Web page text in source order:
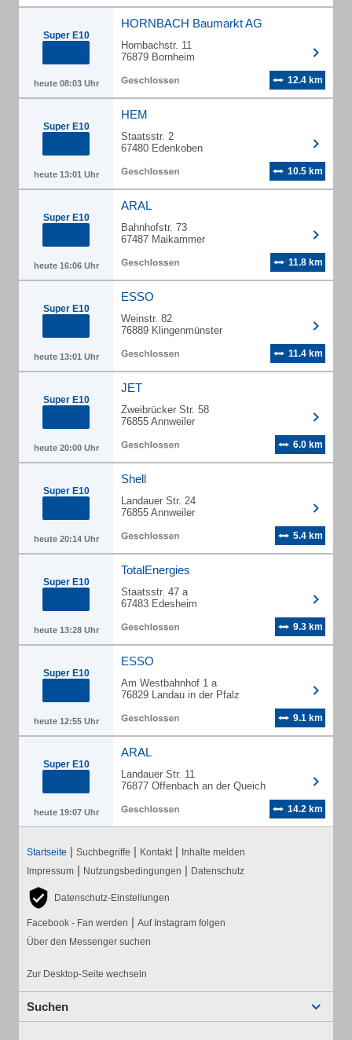
Super E10
heute 08:03 Uhr
HORNBACH Baumarkt AG
Hornbachstr. 11
76879 Bornheim
12.4 km
Super E10
heute 13:01 Uhr
HEM
Staatsstr. 2
67480 Edenkoben
10.5 km
Super E10
heute 16:06 Uhr
ARAL
Bahnhofstr. 73
67487 Maikammer
11.8 km
Super E10
heute 13:01 Uhr
ESSO
Weinstr. 82
76889 Klingenmünster
11.4 km
Super E10
heute 20:00 Uhr
JET
Zweibrücker Str. 58
76855 Annweiler
6.0 km
Super E10
heute 20:14 Uhr
Shell
Landauer Str. 24
76855 Annweiler
5.4 km
Super E10
heute 13:28 Uhr
TotalEnergies
Staatsstr. 47 a
67483 Edesheim
9.3 km
Super E10
heute 12:55 Uhr
ESSO
Am Westbahnhof 1 a
76829 Landau in der Pfalz
9.1 km
Super E10
heute 19:07 Uhr
ARAL
Landauer Str. 11
76877 Offenbach an der Queich
14.2 km
Startseite | Suchbegriffe | Kontakt | Inhalte melden
Impressum | Nutzungsbedingungen | Datenschutz
Datenschutz-Einstellungen
Facebook - Fan werden | Auf Instagram folgen
Über den Messenger suchen
Zur Desktop-Seite wechseln
Suchen